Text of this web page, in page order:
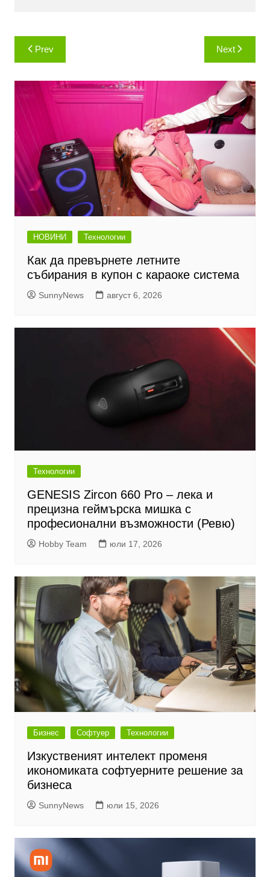
Навигация
Prev Next
НОВИНИ Технологии
Как да превърнете летните
събирания в купон с караоке система
SunnyNews август 6, 2026
Технологии
GENESIS Zircon 660 Pro – лека и
прецизна геймърска мишка с
професионални възможности (Ревю)
Hobby Team юли 17, 2026
Бизнес Софтуер Технологии
Изкуственият интелект променя
икономиката софтуерните решение за
бизнеса
SunnyNews юли 15, 2026